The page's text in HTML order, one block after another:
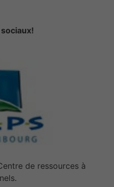
de ressources à